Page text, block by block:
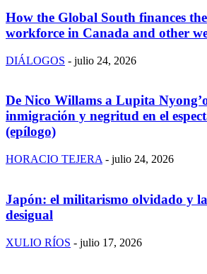
How the Global South finances
workforce in Canada and other
DIÁLOGOS - julio 24, 2026
De Nico Willams a Lupita
inmigración y negritud en el
(epílogo)
HORACIO TEJERA - julio 24, 2026
Japón: el militarismo olvidado y
desigual
XULIO RÍOS - julio 17, 2026